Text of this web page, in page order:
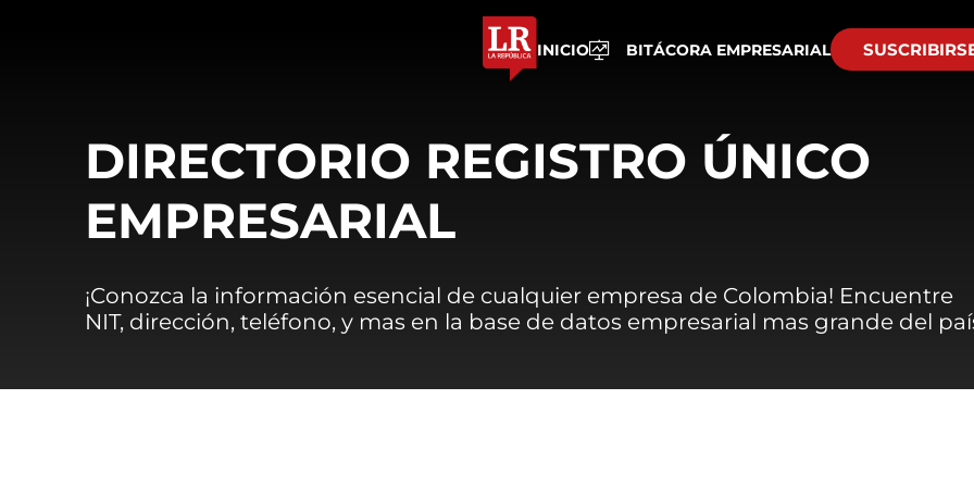
INICIO BITÁCORA EMPRESARIAL
DIRECTORIO REGISTRO ÚNICO
EMPRESARIAL
¡Conozca la información esencial de cualquier empresa de Colombia! Encuentre
NIT, dirección, teléfono, y mas en la base de datos empresarial mas grande del